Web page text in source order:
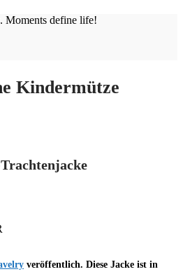
Moments define life!
Kindermütze
veröffentlich. Diese Jacke ist in